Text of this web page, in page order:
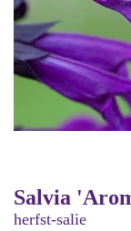
Salvia
herfst-salie